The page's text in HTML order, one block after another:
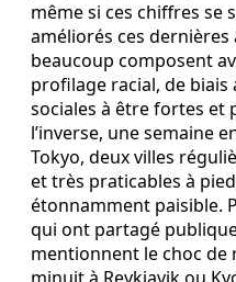
même si ces chiffres se
améliorés ces
beaucoup composent
profilage racial, de biais
sociales à être fortes et
l’inverse, une semaine
Tokyo, deux villes
et très praticables à
étonnamment paisible.
qui ont partagé
mentionnent le choc de